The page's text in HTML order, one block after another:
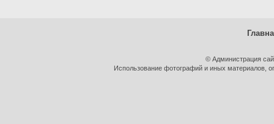
© Администрация
Использование фотографий и иных материалов,